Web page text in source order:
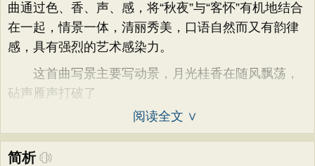
曲通过色、香、声、感，将“秋夜”与“客怀”有机地结合
在一起，情景一体，清丽秀美，口语自然而又有韵律
感，具有强烈的艺术感染力。
这首曲写景主要写动景，月光桂香在随风飘荡，
砧声雁声打破了
阅读全文 ∨
简析